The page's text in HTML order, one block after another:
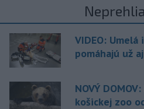
VIDEO:
pomáhajú už
NOVÝ
košickej zoo